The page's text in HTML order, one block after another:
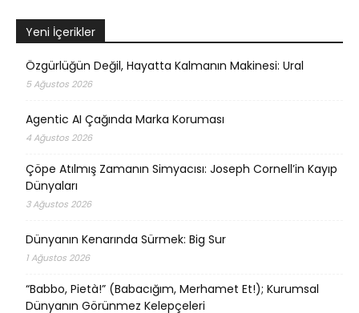
Yeni İçerikler
Özgürlüğün Değil, Hayatta Kalmanın Makinesi: Ural
5 Ağustos 2026
Agentic AI Çağında Marka Koruması
4 Ağustos 2026
Çöpe Atılmış Zamanın Simyacısı: Joseph Cornell’in Kayıp
Dünyaları
3 Ağustos 2026
Dünyanın Kenarında Sürmek: Big Sur
1 Ağustos 2026
“Babbo, Pietà!” (Babacığım, Merhamet Et!); Kurumsal
Dünyanın Görünmez Kelepçeleri